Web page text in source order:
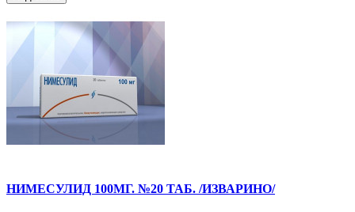
НИМЕСУЛИД 100МГ. №20 ТАБ. /ИЗВАРИНО/